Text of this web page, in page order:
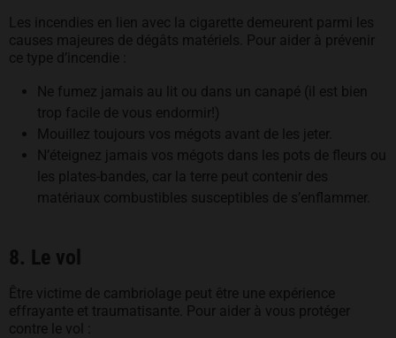
Les incendies en lien avec la cigarette demeurent parmi les
causes majeures de dégâts matériels. Pour aider à prévenir
ce type d’incendie :
Ne fumez jamais au lit ou dans un canapé (il est bien
trop facile de vous endormir!)
Mouillez toujours vos mégots avant de les jeter.
N’éteignez jamais vos mégots dans les pots de fleurs ou
les plates-bandes, car la terre peut contenir des
matériaux combustibles susceptibles de s’enflammer.
8. Le vol
Être victime de cambriolage peut être une expérience
effrayante et traumatisante. Pour aider à vous protéger
contre le vol :